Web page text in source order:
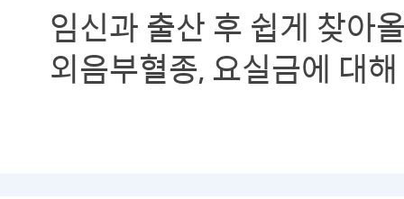
임신과 출산 후 쉽게 찾아
외음부혈종, 요실금에 대